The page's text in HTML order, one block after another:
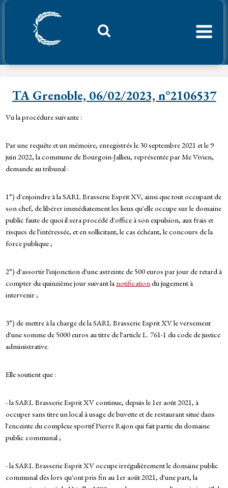
Aller
TA Grenoble, 06/02/2023, n°2106537
Vu la procédure suivante :
Par une requête et un mémoire, enregistrés le 30 septembre 2021 et le 9
juin 2022, la commune de Bourgoin-Jallieu, représentée par Me Vivien,
demande au tribunal :
1°) d'enjoindre à la SARL Brasserie Esprit XV, ainsi que tout occupant de
son chef, de libérer immédiatement les lieux qu'elle occupe sur le domaine
public faute de quoi il sera procédé d'office à son expulsion, aux frais et
risques de l'intéressée, et en sollicitant, le cas échéant, le concours de la
force publique ;
2°) d'assortir l'injonction d'une astreinte de 500 euros par jour de retard à
compter du quinzième jour suivant lanotificationdu jugement à
intervenir ;
3°) de mettre à la charge de la SARL Brasserie Esprit XV le versement
d'une somme de 5000 euros au titre de l'article L. 761-1 du code de justice
administrative.
Elle soutient que :
- la SARL Brasserie Esprit XV continue, depuis le 1er août 2021, à
occuper sans titre un local à usage de buvette et de restaurant situé dans
l'enceinte du complexe sportif Pierre Rajon qui fait partie du domaine
public communal ;
- la SARL Brasserie Esprit XV occupe irrégulièrement le domaine public
communal dès lors qu'ont pris fin au 1er août 2021, d'une part, la